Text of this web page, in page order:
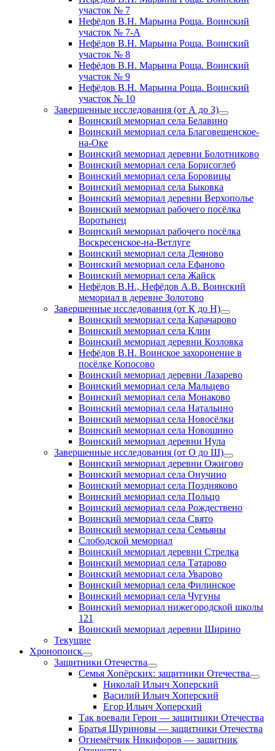
участок № 7
Нефёдов В.Н. Марьина Роща. Воинский
участок № 7-А
Нефёдов В.Н. Марьина Роща. Воинский
участок № 8
Нефёдов В.Н. Марьина Роща. Воинский
участок № 9
Нефёдов В.Н. Марьина Роща. Воинский
участок № 10
Завершенные исследования (от А до З)
открыть
меню
Воинский мемориал села Белавино
Воинский мемориал села Благовещенское-
на-Оке
Воинский мемориал деревни Болотниково
Воинский мемориал села Борисоглеб
Воинский мемориал села Боровицы
Воинский мемориал села Быковка
Воинский мемориал деревни Верхополье
Воинский мемориал рабочего посёлка
Воротынец
Воинский мемориал рабочего посёлка
Воскресенское-на-Ветлуге
Воинский мемориал села Деяново
Воинский мемориал села Ефаново
Воинский мемориал села Жайск
Нефёдов В.Н., Нефёдов А.В. Воинский
мемориал в деревне Золотово
Завершенные исследования (от К до Н)
открыть
меню
Воинский мемориал села Карачарово
Воинский мемориал села Клин
Воинский мемориал деревни Козловка
Нефёдов В.Н. Воинское захоронение в
посёлке Копосово
Воинский мемориал деревни Лазарево
Воинский мемориал села Мальцево
Воинский мемориал села Монаково
Воинский мемориал села Натальино
Воинский мемориал села Новосёлки
Воинский мемориал села Новошино
Воинский мемориал деревни Нула
Завершенные исследования (от О до Ш)
открыть
меню
Воинский мемориал деревни Ожигово
Воинский мемориал села Онучино
Воинский мемориал села Поздняково
Воинский мемориал села Польцо
Воинский мемориал села Рождествено
Воинский мемориал села Свято
Воинский мемориал села Семьяны
Слободской мемориал
Воинский мемориал деревни Стрелка
Воинский мемориал села Татарово
Воинский мемориал села Уварово
Воинский мемориал села Филинское
Воинский мемориал села Чугуны
Воинский мемориал нижегородской школы
121
Воинский мемориал деревни Ширино
Текущие
Хронопоиск
открыть
меню
Защитники Отечества
открыть
меню
Семья Хопёрских: защитники Отечества
Николай Ильич Хоперский
Василий Ильич Хоперский
Егор Ильич Хоперский
Так воевали Герои — защитники Отечества
Братья Шуриновы — защитники Отечества
Огнемётчик Никифоров — защитник